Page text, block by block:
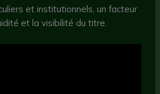
et institutionnels, un facteur
et la visibilité du titre.